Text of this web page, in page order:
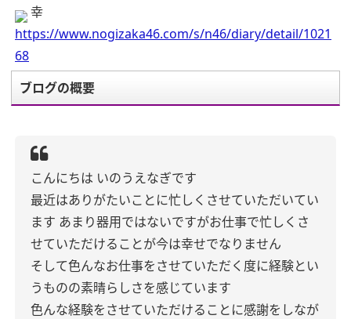
幸
https://www.nogizaka46.com/s/n46/diary/detail/1021
68
ブログの概要
こんにちは いのうえなぎです
最近はありがたいことに忙しくさせていただいてい
ます あまり器用ではないですがお仕事で忙しくさ
せていただけることが今は幸せでなりません
そして色んなお仕事をさせていただく度に経験とい
うものの素晴らしさを感じています
色んな経験をさせていただけることに感謝をしなが